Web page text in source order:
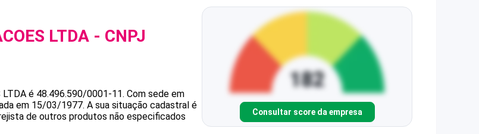
LTDA - CNPJ
LTDA é 48.496.590/0001-11. Com sede em
em 15/03/1977. A sua situação cadastral é
de outros produtos não especificados
Consultar score da empresa